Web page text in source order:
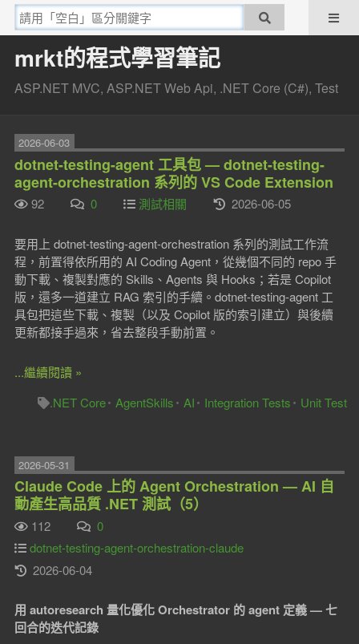
mrkt的程式學習筆記
ASP.NET MVC, ASP.NET Web Api, .NET Core (C#), Test
2026-06-03
dotnet-testing-agent 工具包 — dotnet-testing-
agent-orchestration 系列的 VS Code Extension
92 0 測試相關 2026-06-05
要用上 dotnet-testing-agent-orchestration 系列的測試工作流
程，前置得依所用的 AI Coding Agent，從幾個不同的 repo 手
動下載、複製對應的 Skills、Agents 與 Hooks；若是 Copilot
版，還多一道建立 RAG 索引的手續。dotnet-testing-agent 工
具包把這些下載、複製（以及 Copilot 版的索引建立）與後續
更新都接手過來，省去整段手動前置。
...繼續閱讀 »
.NET Core
AgentSkills AI Integration Tests Unit Test
2026-05-31
Claude Code 上的 Agent Orchestration — AI 自
動產生高品質 .NET 測試（5）
112
0
dotnet-testing-agent-orchestration-claude
2026-06-04
用 autoresearch 量化優化 Orchestrator 的 agent 定義 — 七
回合的迭代記錄